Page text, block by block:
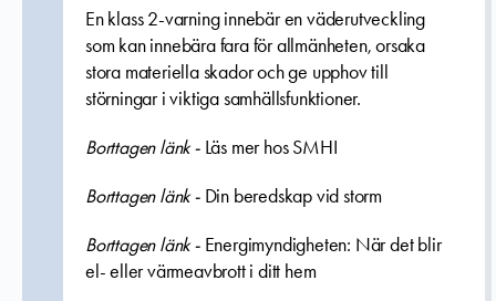
En klass 2-varning innebär en väderutveckling
som kan innebära fara för allmänheten, orsaka
stora materiella skador och ge upphov till
störningar i viktiga samhällsfunktioner.
Borttagen länk - Läs mer hos SMHI
Borttagen länk - Din beredskap vid storm
Borttagen länk - Energimyndigheten: När det blir
el- eller värmeavbrott i ditt hem